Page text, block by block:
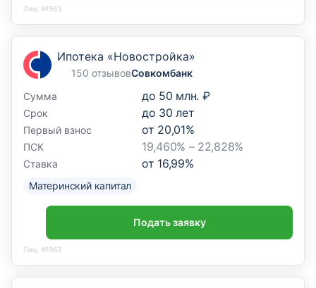
Лиц. №963
Ипотека «Новостройка»
150 отзывовСовкомбанк
Сумма
до 50 млн. ₽
Срок до 30 лет
Первый взнос от 20,01%
ПСК 19,460% – 22,828%
Ставка от 16,99%
Материнский капитал
Подать заявку
Лиц. №963